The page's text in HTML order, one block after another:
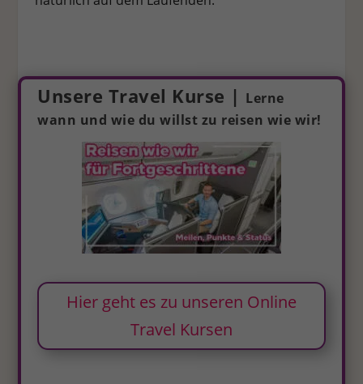
Unsere Travel Kurse | Lerne
wann und wie du willst zu reisen wie wir!
Hier geht es zu unseren Online
Travel Kursen